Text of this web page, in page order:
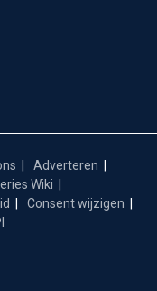
Adverteren
Wiki
Consent wijzigen